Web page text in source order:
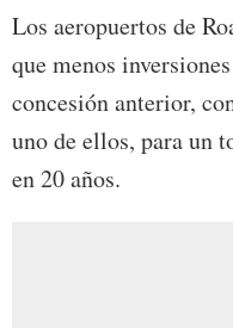
Los aeropuertos de
que menos
concesión anterior,
uno de ellos, para un
en 20 años.